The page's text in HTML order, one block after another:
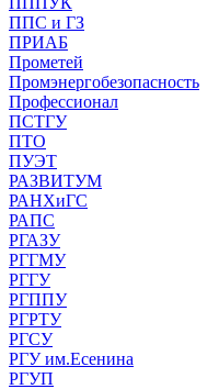
ППС и ГЗ
ПРИАБ
Прометей
Промэнергобезопасность
Профессионал
ПСТГУ
ПТО
ПУЭТ
РАЗВИТУМ
РАНХиГС
РАПС
РГАЗУ
РГГМУ
РГГУ
РГППУ
РГРТУ
РГСУ
РГУ им.Есенина
РГУП